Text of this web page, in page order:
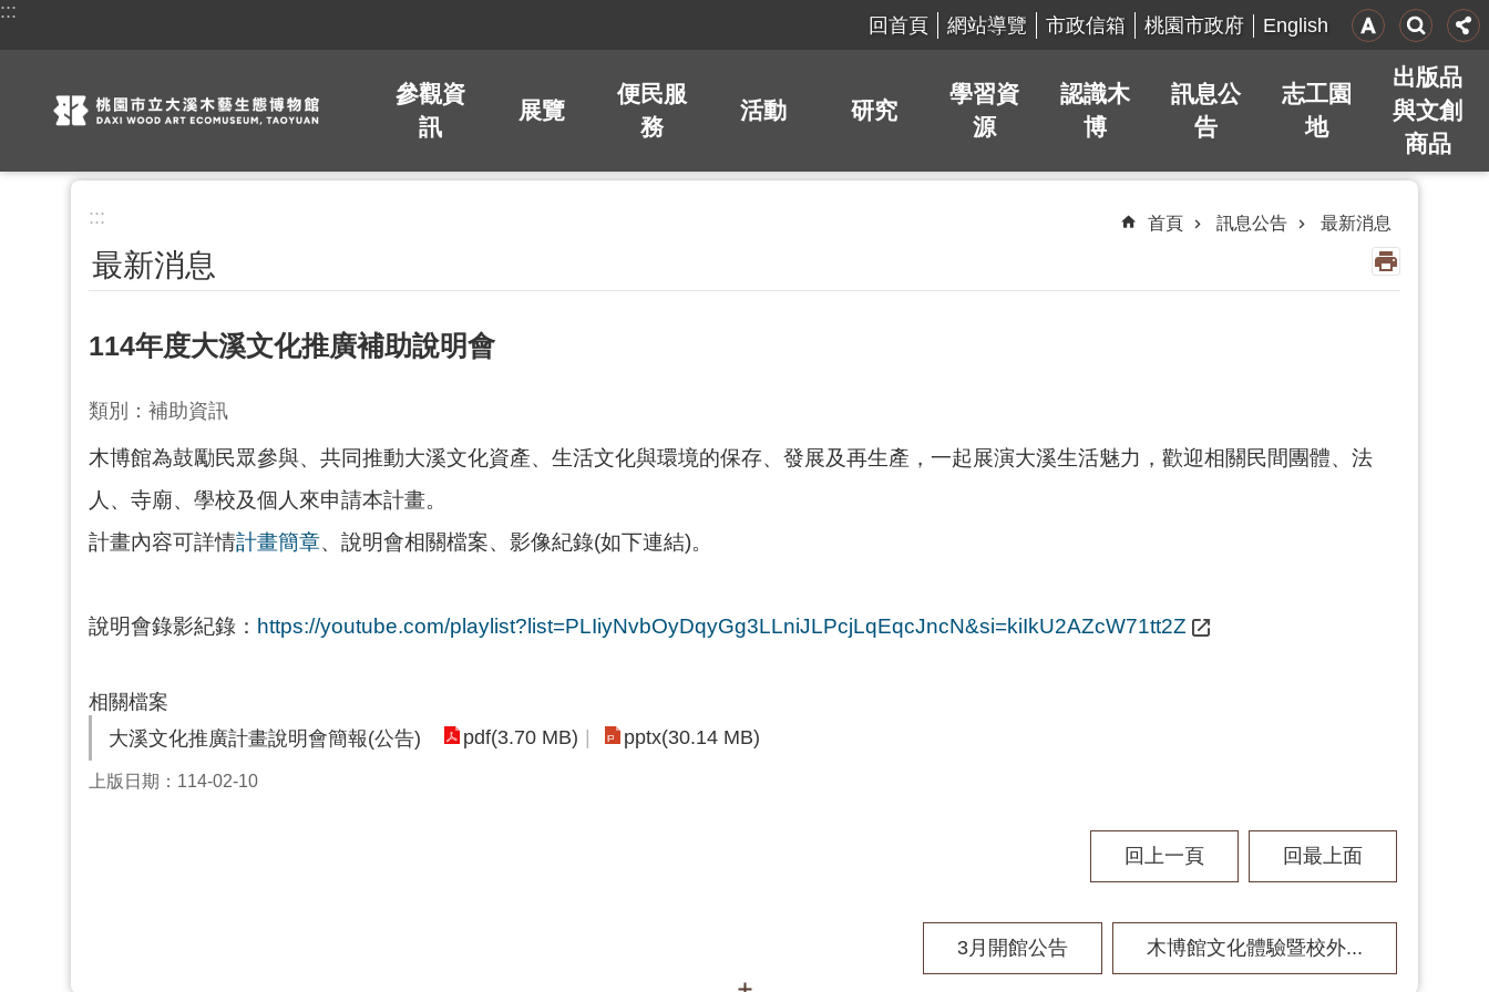
跳到主要內容區塊
:::
回首頁 網站導覽 市政信箱 桃園市政府 English
參觀資
訊
展覽
便民服
務
活動 研究
學習資
源
認識木
博
訊息公
告
志工園
地
出版品
與文創
商品
::: 首頁 訊息公告 最新消息
最新消息
114年度大溪文化推廣補助說明會
類別：補助資訊
木博館為鼓勵民眾參與、共同推動大溪文化資產、生活文化與環境的保存、發展及再生產，一起展演大溪生活魅力，歡迎相關民間團體、法
人、寺廟、學校及個人來申請本計畫。
計畫內容可詳情計畫簡章、說明會相關檔案、影像紀錄(如下連結)。
說明會錄影紀錄： https://youtube.com/playlist?list=PLIiyNvbOyDqyGg3LLniJLPcjLqEqcJncN&si=kiIkU2AZcW71tt2Z
相關檔案
大溪文化推廣計畫說明會簡報(公告)
pdf(3.70 MB) pptx(30.14 MB)
上版日期：114-02-10
回上一頁 回最上面
3月開館公告 木博館文化體驗暨校外...